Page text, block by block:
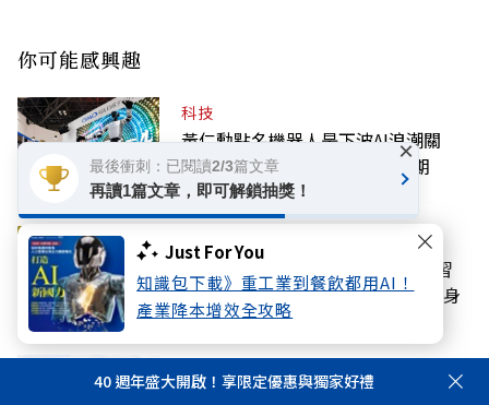
Just For You
知識包下載》重工業到餐飲都用AI！
產業降本增效全攻略
你可能感興趣
科技
黃仁勳點名機器人是下波AI浪潮關
鍵！這兩家台廠2027年迎爆發期
好享生活
立秋後就會變涼？注意這「4個壞習
慣」降低免疫力，小心夏季流感上身
國際
泰國知名中學校園槍擊悲劇：5死皆為
40 週年盛大開啟！享限定優惠與獨家好禮
最後衝刺：已閱讀2/3篇文章
再讀1篇文章，即可解鎖抽獎！
×